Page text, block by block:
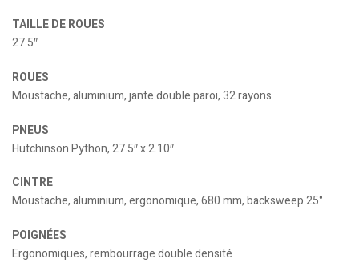
TAILLE DE ROUES
27.5″
ROUES
Moustache, aluminium, jante double paroi, 32 rayons
PNEUS
Hutchinson Python, 27.5″ x 2.10″
CINTRE
Moustache, aluminium, ergonomique, 680 mm, backsweep 25°
POIGNÉES
Ergonomiques, rembourrage double densité